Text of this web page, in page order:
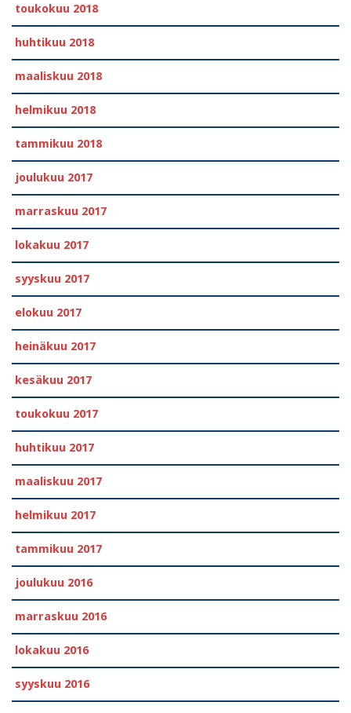
toukokuu 2018
huhtikuu 2018
maaliskuu 2018
helmikuu 2018
tammikuu 2018
joulukuu 2017
marraskuu 2017
lokakuu 2017
syyskuu 2017
elokuu 2017
heinäkuu 2017
kesäkuu 2017
toukokuu 2017
huhtikuu 2017
maaliskuu 2017
helmikuu 2017
tammikuu 2017
joulukuu 2016
marraskuu 2016
lokakuu 2016
syyskuu 2016